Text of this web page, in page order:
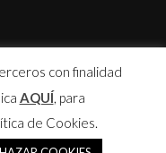
con finalidad
AQUÍ, para
de Cookies.